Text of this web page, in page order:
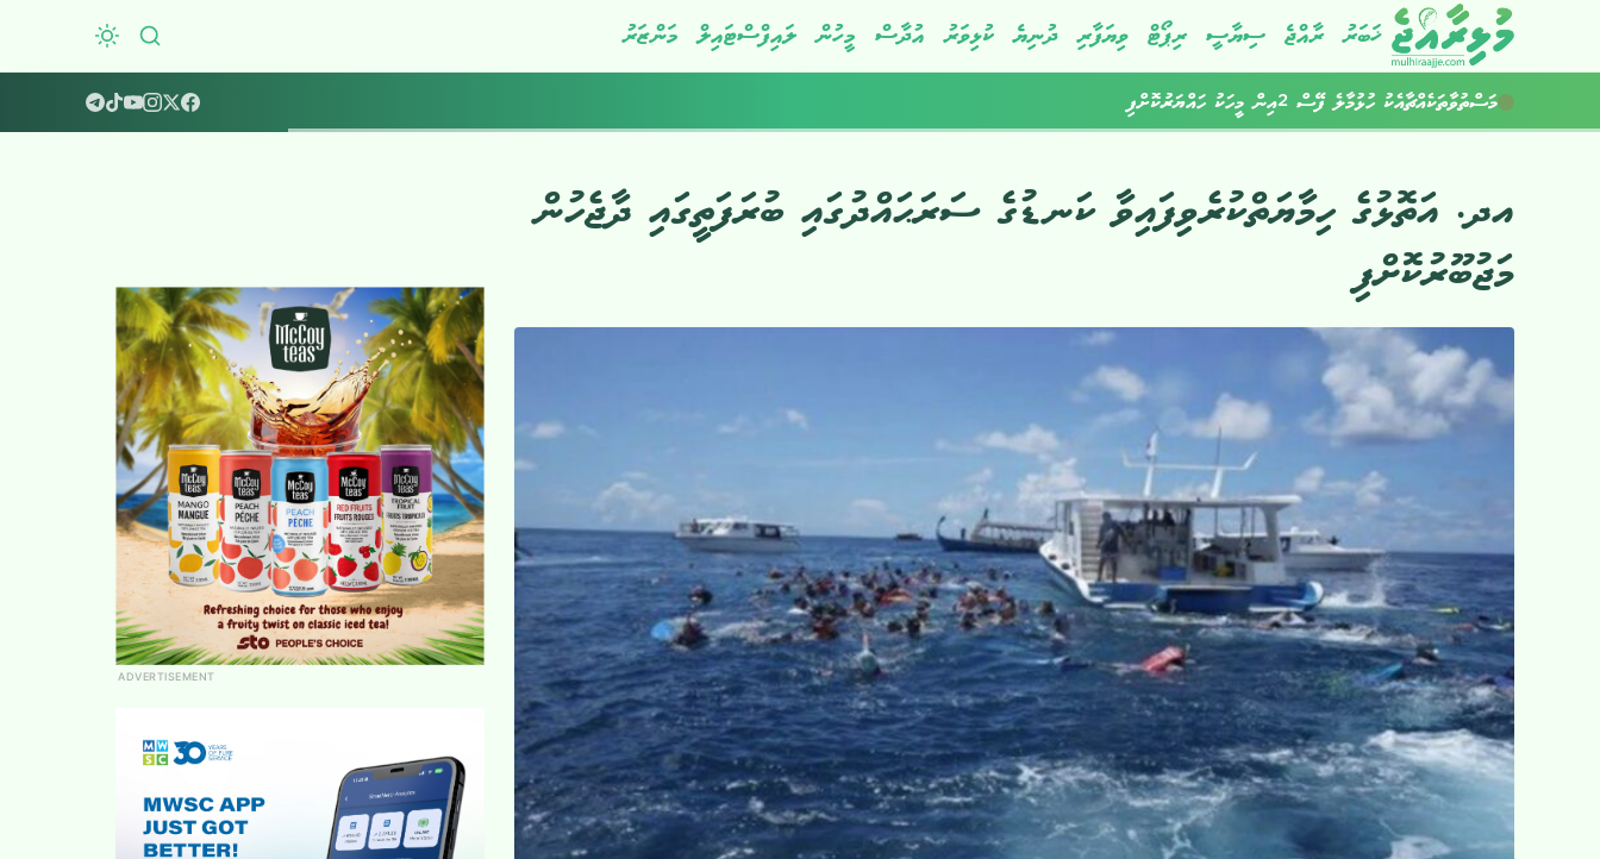
ޚަބަރު ރާއްޖެ ސިޔާސީ ރިޕޯޓް ވިޔަފާރި ދުނިޔެ ކުޅިވަރު އުދާސް މީހުން ލައިފްސްޓައިލް މަންޒަރު
ކުރިއަށްއޮތް ހަފުތާގައިވެސް މޫސުން ގޯސް
މަސްތުވާތަކެއްޗާއެކު ހުޅުމާލެ ފޭސް 2އިން މީހަކު ހައްޔަރުކޮށްފި
އދ. އަތޮޅުގެ ހިމާޔަތްކުރެވިފައިވާ ކަނޑުގެ ސަރަޙައްދުގައި ބުރަފަތީގައި ދާޖެހުން
މަޖުބޫރުކޮށްފި
ADVERTISEMENT